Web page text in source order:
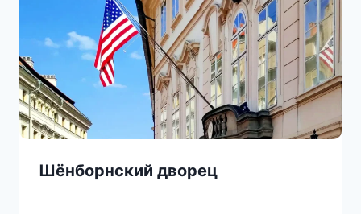
Шёнборнский дворец